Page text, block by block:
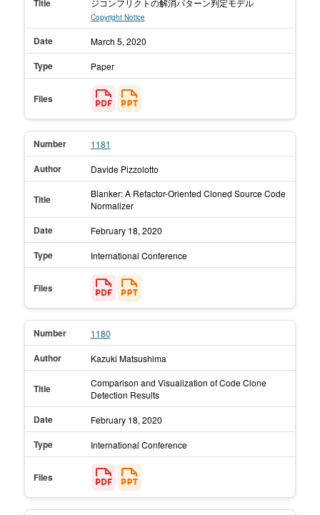
ジコンフリクトの解消パターン判定モデル
Copyright Notice
Date March 5, 2020
Type Paper
Files
Number 1181
Author Davide Pizzolotto
Title
Blanker: A Refactor-Oriented Cloned Source Code
Normalizer
Date February 18, 2020
Type International Conference
Files
Number 1180
Author Kazuki Matsushima
Title
Comparison and Visualization of Code Clone
Detection Results
Date February 18, 2020
Type International Conference
Files